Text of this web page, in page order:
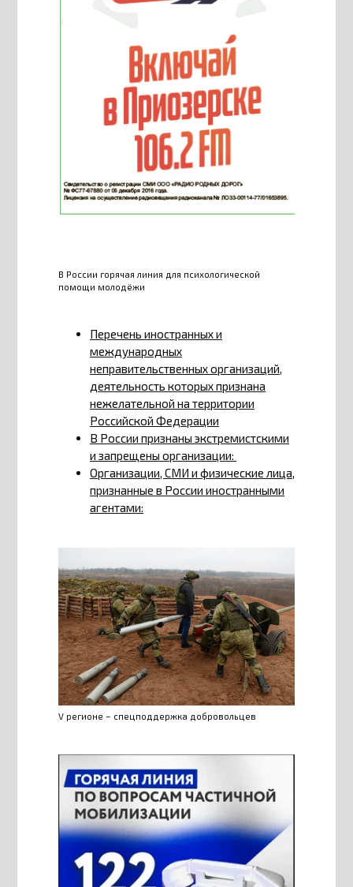
В России горячая линия для психологической
помощи молодёжи
Перечень иностранных и
международных
неправительственных организаций,
деятельность которых признана
нежелательной на территории
Российской Федерации
В России признаны экстремистскими
и запрещены организации:
Организации, СМИ и физические лица,
признанные в России иностранными
агентами:
V регионе – спецподдержка добровольцев